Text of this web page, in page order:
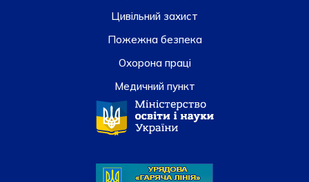
Цивільний захист
Пожежна безпека
Охорона праці
Медичний пункт